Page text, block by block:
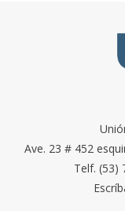
Ave. 23 # 452
Telf. (53)